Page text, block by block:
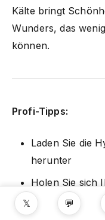
Kälte bringt
Wunders, das
können.
Profi-Tipps:
Laden Sie die
herunter
Holen Sie sich
Ankunft
𝕏 💬